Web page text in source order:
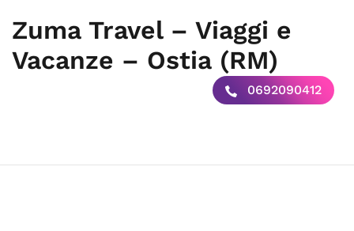
Zuma Travel – Viaggi e
Vacanze – Ostia (RM)
0692090412